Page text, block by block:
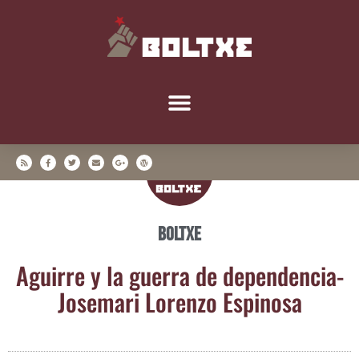
Boltxe
Agui­rre y la gue­rra de depen­den­cia-
Jose­ma­ri Loren­zo Espinosa